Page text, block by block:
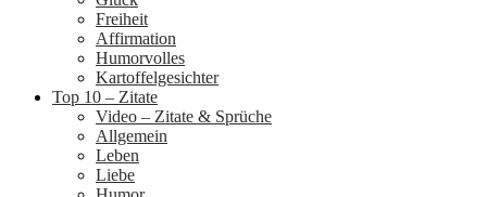
Freiheit
Affirmation
Humorvolles
Kartoffelgesichter
Top 10 – Zitate
Video – Zitate & Sprüche
Allgemein
Leben
Liebe